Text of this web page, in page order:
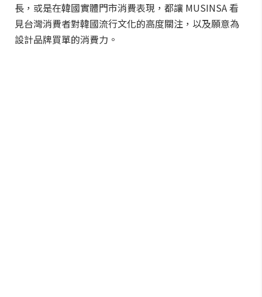
長，或是在韓國實體門市消費表現，都讓 MUSINSA 看
見台灣消費者對韓國流行文化的高度關注，以及願意為
設計品牌買單的消費力。